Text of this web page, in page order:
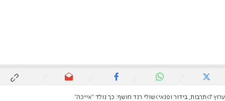
ערוץ 7 תרבות, בידור ופנאי שולי רנד חושף: כך נולד "אייכה"